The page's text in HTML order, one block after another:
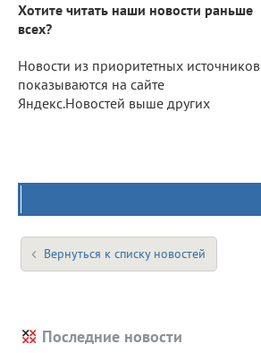
Хотите читать наши новости раньше
всех?
Новости из приоритетных источников
показываются на сайте
Яндекс.Новостей выше других
Вернуться к списку новостей
Последние новости